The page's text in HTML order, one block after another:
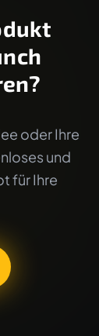
oder Ihre
und
für Ihre